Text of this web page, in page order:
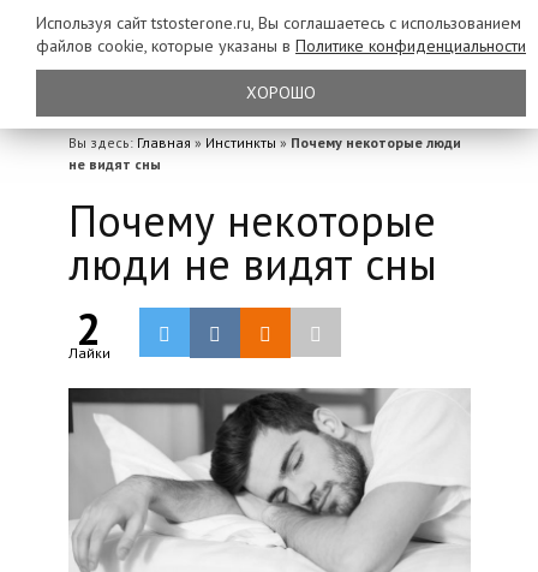
Вы здесь: Главная » Инстинкты » Почему некоторые люди
не видят сны
Почему некоторые
люди не видят сны
2
Лайки
Используя сайт tstosterone.ru, Вы соглашаетесь с использованием
файлов cookie, которые указаны в Политике конфиденциальности
ХОРОШО